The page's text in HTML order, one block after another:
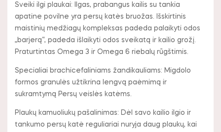
Sveiki ilgi plaukai: Ilgas, prabangus kailis su tankia
apatine povilne yra persų katės bruožas. Išskirtinis
maistinių medžiagų kompleksas padeda palaikyti odos
„barjerą“, padeda išlaikyti odos sveikatą ir kailio grožį.
Praturtintas Omega 3 ir Omega 6 riebalų rūgštimis.
Specialiai brachicefaliniams žandikauliams: Migdolo
formos granulės užtikrina lengvą paėmimą ir
sukramtymą Persų veislės katėms.
Plaukų kamuoliukų pašalinimas: Dėl savo kailio ilgio ir
tankumo persų katė reguliariai nuryja daug plaukų, kai